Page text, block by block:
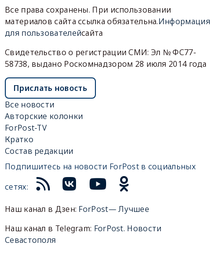
Все права сохранены. При использовании
материалов сайта ссылка обязательна.Информация
для пользователейсайта
Свидетельство о регистрации СМИ: Эл № ФС77-
58738, выдано Роскомнадзором 28 июля 2014 года
Прислать новость
Все новости
Авторские колонки
ForPost-TV
Кратко
Состав редакции
Подпишитесь на новости ForPost в социальных
сетях:
Наш канал в Дзен: ForPost— Лучшее
Наш канал в Telegram: ForPost. Новости
Севастополя